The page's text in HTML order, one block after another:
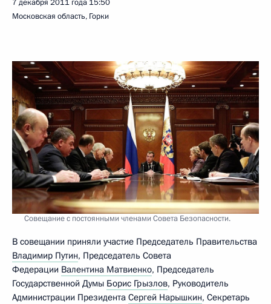
7 декабря 2011 года 15:50
Московская область, Горки
Совещание с постоянными членами Совета Безопасности.
В совещании приняли участие Председатель Правительства
Владимир Путин, Председатель Совета
Федерации Валентина Матвиенко, Председатель
Государственной Думы Борис Грызлов, Руководитель
Администрации Президента Сергей Нарышкин, Секретарь